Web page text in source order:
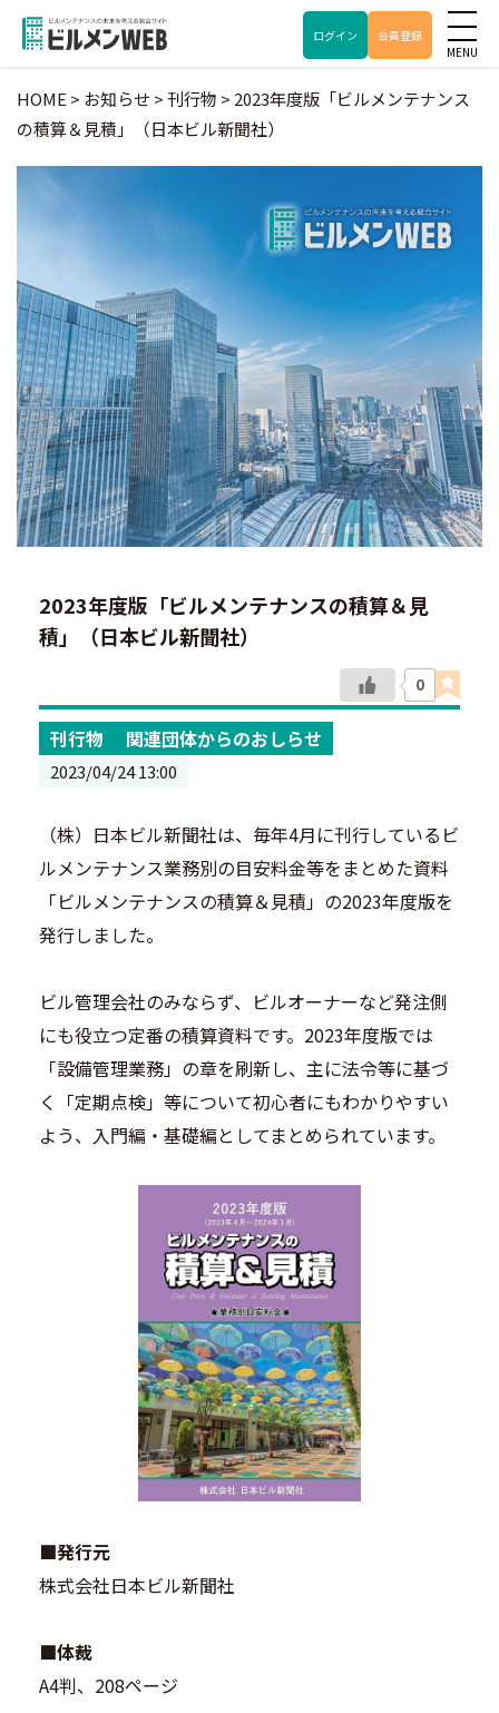
ログイン 会員登録
HOME > お知らせ >刊行物 > 2023年度版「ビルメンテナンス
の積算＆見積」（日本ビル新聞社）
2023年度版「ビルメンテナンスの積算＆見
積」（日本ビル新聞社）
0
刊行物 関連団体からのおしらせ
2023/04/24 13:00
（株）日本ビル新聞社は、毎年4月に刊行しているビ
ルメンテナンス業務別の目安料金等をまとめた資料
「ビルメンテナンスの積算＆見積」の2023年度版を
発行しました。
ビル管理会社のみならず、ビルオーナーなど発注側
にも役立つ定番の積算資料です。2023年度版では
「設備管理業務」の章を刷新し、主に法令等に基づ
く「定期点検」等について初心者にもわかりやすい
よう、入門編・基礎編としてまとめられています。
■発行元
株式会社日本ビル新聞社
■体裁
A4判、208ページ